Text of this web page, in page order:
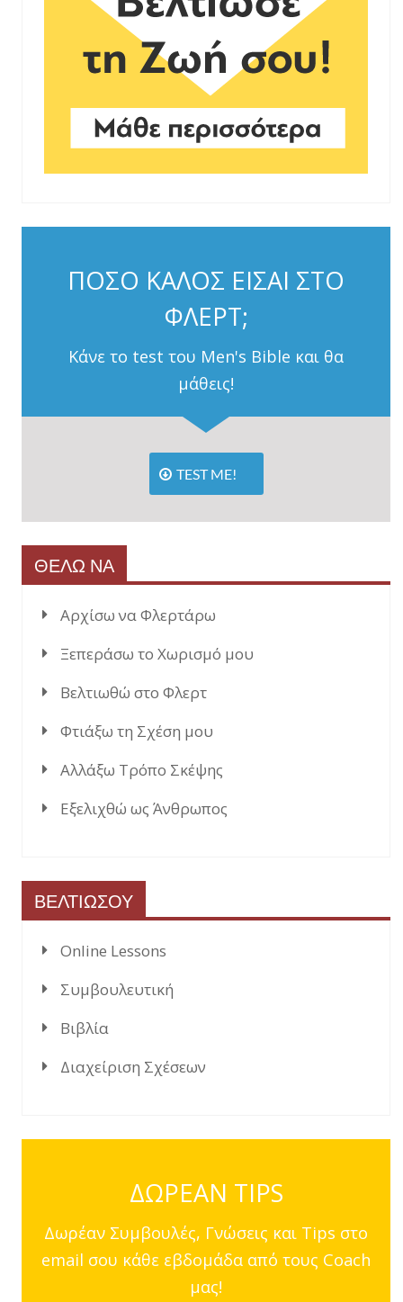
ΠΟΣΟ ΚΑΛΟΣ ΕΙΣΑΙ ΣΤΟ
ΦΛΕΡΤ;
Κάνε το test του Men's Bible και θα
μάθεις!
TEST ME!
ΘΕΛΩ ΝΑ
Αρχίσω να Φλερτάρω
Ξεπεράσω το Χωρισμό μου
Βελτιωθώ στο Φλερτ
Φτιάξω τη Σχέση μου
Αλλάξω Τρόπο Σκέψης
Εξελιχθώ ως Άνθρωπος
ΒΕΛΤΙΩΣΟΥ
Online Lessons
Συμβουλευτική
Βιβλία
Διαχείριση Σχέσεων
ΔΩΡΕΑΝ TIPS
Δωρέαν Συμβουλές, Γνώσεις και Tips στο
email σου κάθε εβδομάδα από τους Coach
μας!